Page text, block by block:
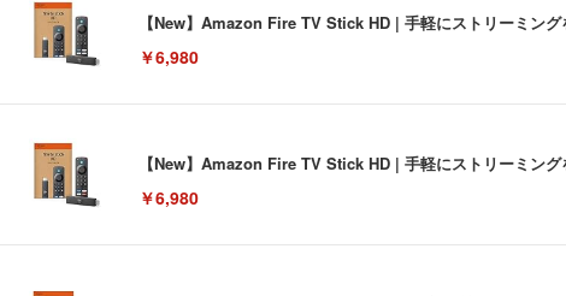
【New】Amazon Fire TV Stick HD | 手軽にストリーミン
￥6,980
【New】Amazon Fire TV Stick HD | 手軽にストリーミン
￥6,980